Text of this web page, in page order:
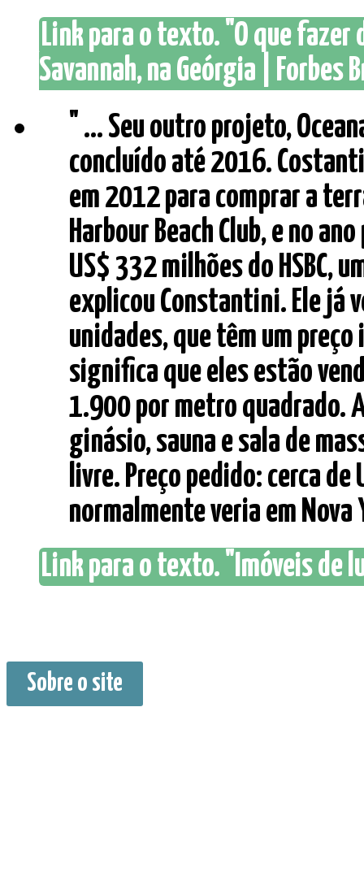
Link para o texto. "O que fazer
Savannah, na Geórgia | Forbes
" ... Seu outro projeto,
concluído até 2016.
em 2012 para comprar a
Harbour Beach Club, e no
US$ 332 milhões do HSBC,
explicou Constantini. Ele já
unidades, que têm um
significa que eles estão
1.900 por metro quadrado.
ginásio, sauna e sala de
livre. Preço pedido: cerca
normalmente veria em Nova
Link para o texto. "Imóveis de
Sobre o site